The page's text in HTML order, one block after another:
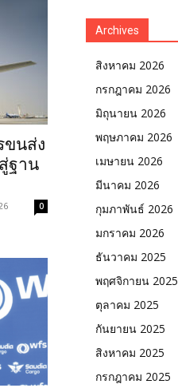
ขนส่ง
ฐาน
0
Archives
สิงหาคม 2026
กรกฎาคม 2026
มิถุนายน 2026
พฤษภาคม 2026
เมษายน 2026
มีนาคม 2026
กุมภาพันธ์ 2026
มกราคม 2026
ธันวาคม 2025
พฤศจิกายน 2025
ตุลาคม 2025
กันยายน 2025
สิงหาคม 2025
กรกฎาคม 2025